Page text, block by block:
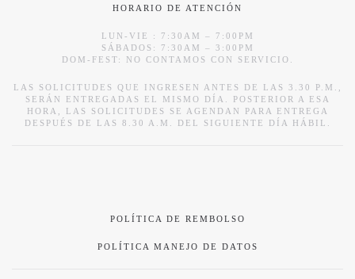
HORARIO DE ATENCIÓN
LUN-VIE : 7:30AM – 7:00PM
SÁBADOS: 7:30AM – 3:00PM
DOM-FEST: NO CONTAMOS CON SERVICIO.
LAS SOLICITUDES QUE INGRESEN ANTES DE LAS 3.30 P.M.,
SERÁN ENTREGADAS EL MISMO DÍA. POSTERIOR A ESA
HORA, LAS SOLICITUDES SE AGENDAN PARA ENTREGA
DESPUÉS DE LAS 8.30 A.M. DEL SIGUIENTE DÍA HÁBIL.
POLÍTICA DE REMBOLSO
POLÍTICA MANEJO DE DATOS